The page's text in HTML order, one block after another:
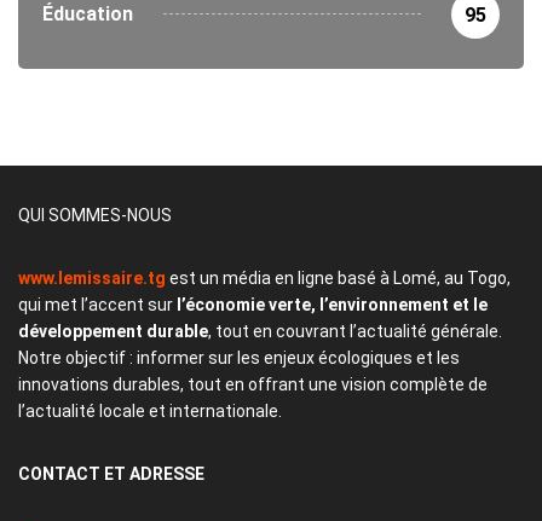
Éducation 95
QUI SOMMES-NOUS
www.lemissaire.tg est un média en ligne basé à Lomé, au Togo,
qui met l’accent sur l’économie verte, l’environnement et le
développement durable, tout en couvrant l’actualité générale.
Notre objectif : informer sur les enjeux écologiques et les
innovations durables, tout en offrant une vision complète de
l’actualité locale et internationale.
CONTACT ET ADRESSE